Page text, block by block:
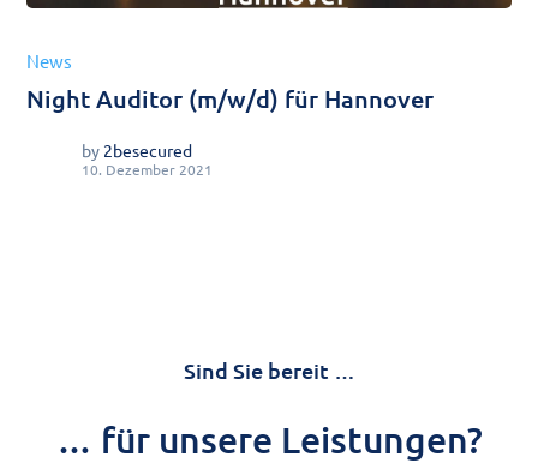
News
Night Auditor (m/w/d) für Hannover
by 2besecured
10. Dezember 2021
Sind Sie bereit …
… für unsere Leistungen?